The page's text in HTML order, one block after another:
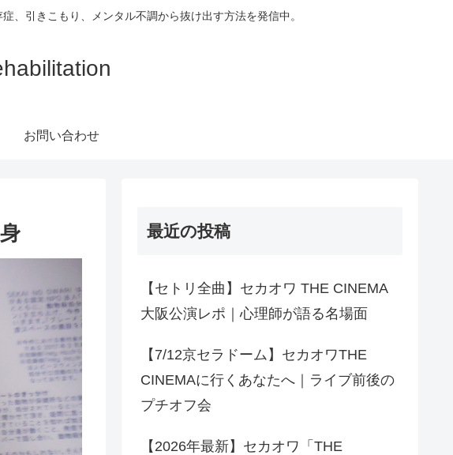
、引きこもり、メンタル不調から抜け出す方法を発信中。
お問い合わせ
最近の投稿
【セトリ全曲】セカオワ THE CINEMA
大阪公演レポ｜心理師が語る名場面
【7/12京セラドーム】セカオワTHE
CINEMAに行くあなたへ｜ライブ前後の
プチオフ会
【2026年最新】セカオワ「THE